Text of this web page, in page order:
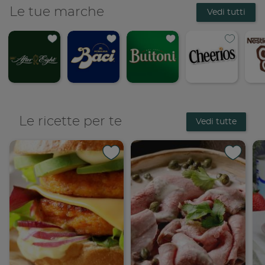
Le tue marche Vedi tutti
Le ricette per te Vedi tutte